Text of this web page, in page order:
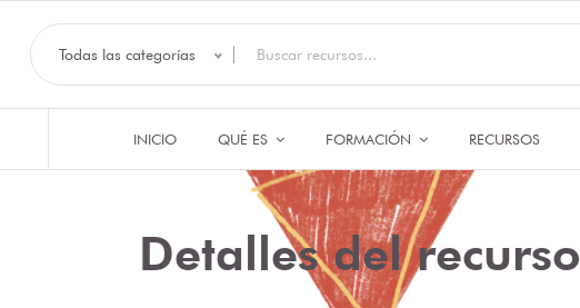
Todas las categorías
INICIO QUÉ ES FORMACIÓN RECURSOS
Detalles del recurso